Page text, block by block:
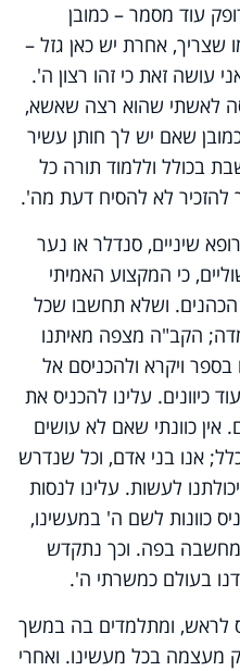
עוד מסמר – כמובן
שצריך, אחרת יש כאן גזל –
עושה זאת כי זהו רצון ה'.
לאשתי שהוא רצה שאשא,
שאם יש לך חותן עשיר
בכולל וללמוד תורה כל
להזכיר לא להסיח דעת מה'.
שיניים, סנדלר או נער
כי המקצוע האמיתי
ושלא תחשבו שכל
הקב"ה מצפה מאיתנו
ויקרא ולהכניסם אל
כיוונים. עלינו להכניס את
כוונתי שאם לא עושים
אנו בני אדם, וכל שנדרש
לעשות. עלינו לנסות
כוונות לשם ה' במעשינו,
בפה. וכך נתקדש
בעולם כמשרתי ה'.
לראש, ומתלמדים בה במשך
מעצמה בכל מעשינו. ואחרי